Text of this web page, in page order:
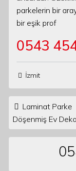
parkelerin bir
bir eşik prof
0543
İzmit
Post
Laminat Parke
Döşenmiş Ev